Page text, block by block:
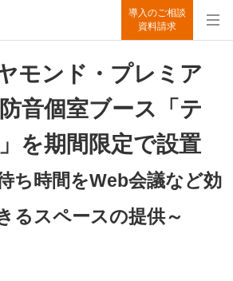
導入のご相談
資料請求
モンド・プレミア
音個室ブース「テ
を期間限定で設置
ち時間をWeb会議など効
るスペースの提供～